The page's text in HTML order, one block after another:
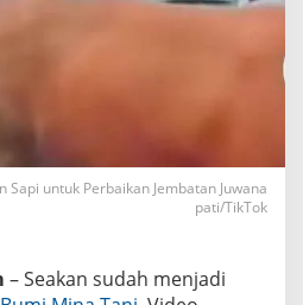
Sapi untuk Perbaikan Jembatan Juwana
pati/TikTok
– Seakan sudah menjadi